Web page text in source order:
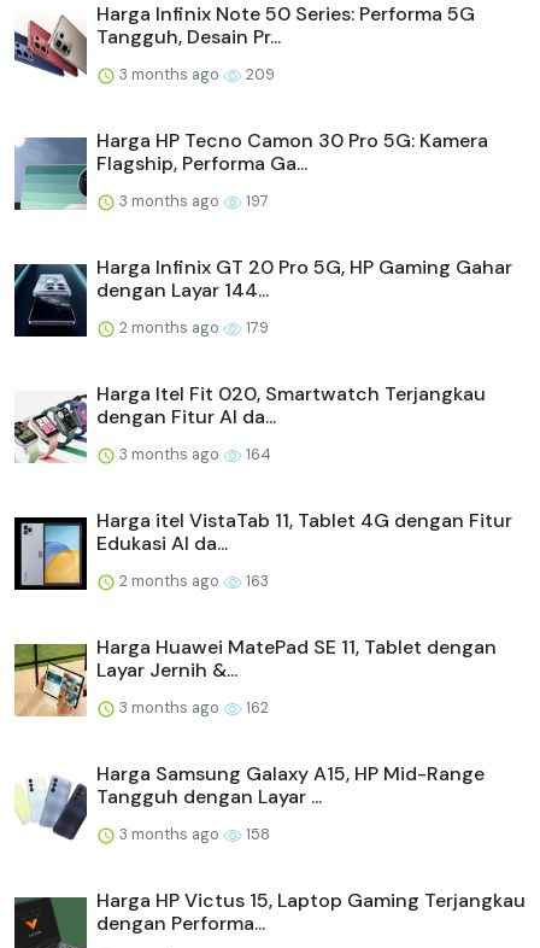
Harga Infinix Note 50 Series: Performa 5G
Tangguh, Desain Pr...
3 months ago 209
Harga HP Tecno Camon 30 Pro 5G: Kamera
Flagship, Performa Ga...
3 months ago 197
Harga Infinix GT 20 Pro 5G, HP Gaming Gahar
dengan Layar 144...
2 months ago 179
Harga Itel Fit 020, Smartwatch Terjangkau
dengan Fitur AI da...
3 months ago 164
Harga itel VistaTab 11, Tablet 4G dengan Fitur
Edukasi AI da...
2 months ago 163
Harga Huawei MatePad SE 11, Tablet dengan
Layar Jernih &...
3 months ago 162
Harga Samsung Galaxy A15, HP Mid-Range
Tangguh dengan Layar ...
3 months ago 158
Harga HP Victus 15, Laptop Gaming Terjangkau
dengan Performa...